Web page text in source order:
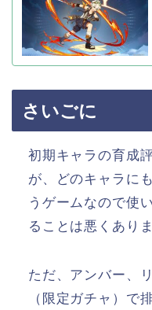
さいごに
初期キャラの育成
が、どのキャラに
うゲームなので使
ることは悪くありま
ただ、アンバー、
（限定ガチャ）で